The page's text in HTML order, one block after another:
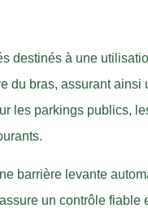
destinés à une
du bras, assurant ainsi
les parkings publics,
barrière levante
un contrôle